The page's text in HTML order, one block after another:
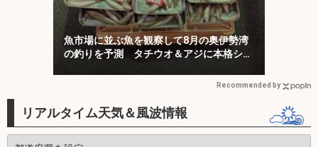
魚市場に並ぶ魚を観察して8月の奥伊勢湾
の釣りを予測 タチウオ＆アジに本格シー
Recommended by
リアルタイム天気＆風波情報